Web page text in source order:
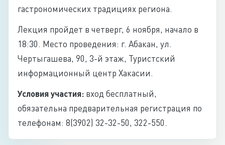
гастрономических традициях региона.
Лекция пройдет в четверг, 6 ноября, начало в
18:30. Место проведения: г. Абакан, ул.
Чертыгашева, 90, 3-й этаж, Туристский
информационный центр Хакасии.
Условия участия: вход бесплатный,
обязательна предварительная регистрация по
телефонам: 8(3902) 32-32-50, 322-550.